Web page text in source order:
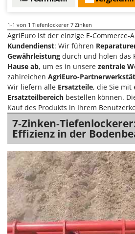
Bodenreinigungsmaschinen
Brutmaschinen Inkubatoren
Bürsten für den Außenbereich
D Dampfreiniger und
E
Einachsschlepper
Elektrische Tauchpumpen
Erdbohrer
Erntenetze für Obst und
F
Feder Grubber
Feldspritzen für
Fensterreiniger
Fleischwolf
Flockenquetschen
Batavia
Benassi
Beper
Berkel
Bernardi
Bertolini Pumps
Besser Vacuum
Bestway
Beta tools
Bissell
Black & Decker
BlackStone
Blue Bird
Bomet
Bosch
1-1 von 1 Tiefenlockerer 7 Zinken
AgriEuro ist der einzige E-Commerce-
Kundendienst: Wir führen
Gewährleistung durch und holen das
Hause ab, um es in unsere zentrale
zahlreichen AgriEuro-
Wir liefern alle Ersatzteile, die Sie mit
Ersatzteilbereich bestellen können.
Kauf des Produkts in Ihrem
7-Zinken-
Effizienz in der